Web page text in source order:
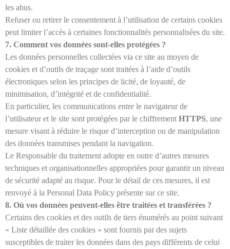
les abus.
Refuser ou retirer le consentement à l’utilisation de certains cookies
peut limiter l’accès à certaines fonctionnalités personnalisées du site.
7. Comment vos données sont-elles protégées ?
Les données personnelles collectées via ce site au moyen de
cookies et d’outils de traçage sont traitées à l’aide d’outils
électroniques selon les principes de licité, de loyauté, de
minimisation, d’intégrité et de confidentialité.
En particulier, les communications entre le navigateur de
l’utilisateur et le site sont protégées par le chiffrement HTTPS, une
mesure visant à réduire le risque d’interception ou de manipulation
des données transmises pendant la navigation.
Le Responsable du traitement adopte en outre d’autres mesures
techniques et organisationnelles appropriées pour garantir un niveau
de sécurité adapté au risque. Pour le détail de ces mesures, il est
renvoyé à la Personal Data Policy présente sur ce site.
8. Où vos données peuvent-elles être traitées et transférées ?
Certains des cookies et des outils de tiers énumérés au point suivant
« Liste détaillée des cookies » sont fournis par des sujets
susceptibles de traiter les données dans des pays différents de celui